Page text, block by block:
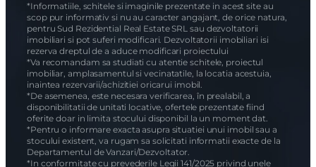
*Informatiile, schitele si imaginile prezentate in acest site au
scop pur informativ si nu au caracter angajant, de orice natura,
pentru Sud Rezidential Real Estate SRL sau dezvoltatorii
imobiliari si pot suferi modificari. Dezvoltatorii imobiliari isi
rezerva dreptul de a aduce modificari proiectului
*Va recomandam sa studiati cu atentie schitele, proiectul
imobiliar, amplasamentul si vecinatatile, la locatia acestuia,
inaintea rezervarii/achizitiei oricarui imobil.
*De asemenea, este necesara verificarea, în prealabil, a
disponibilitatii de unitati locative, ofertele prezentate fiind
oferite doar in limita stocului disponibil la un moment dat.
*Pentru o informare exacta asupra situatiei unui imobil sau a
stocului existent, va rugam sa solicitati informatii exacte de la
Departamentul de Vanzari/Dezvoltator.
*In conformitate cu prevederile Legii 141/2025 privind unele